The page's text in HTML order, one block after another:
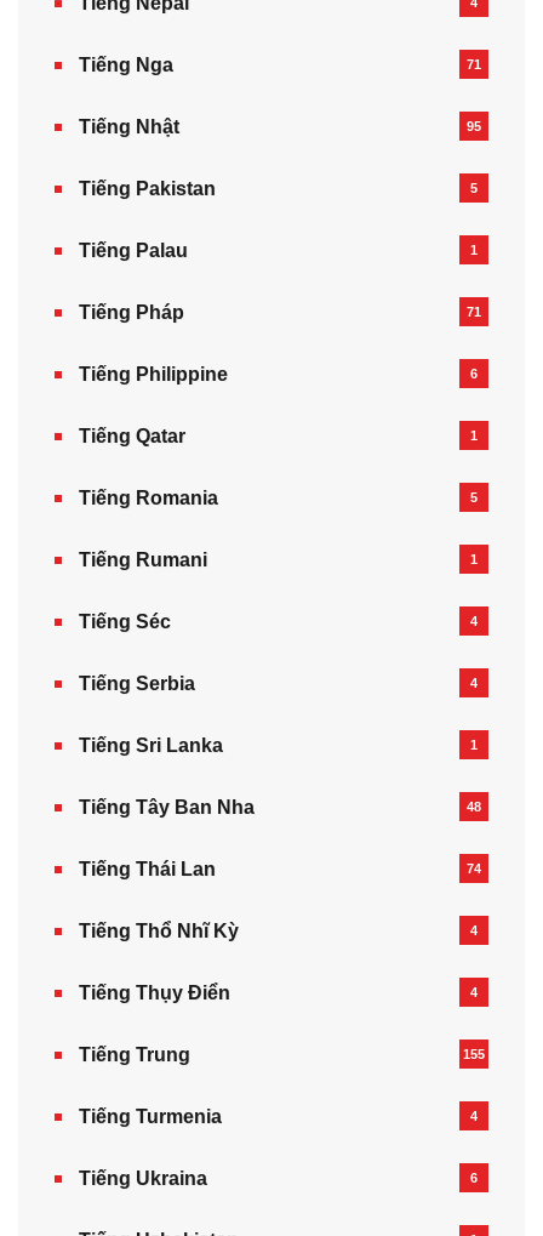
Tiếng Nga 71
Tiếng Nhật 95
Tiếng Pakistan 5
Tiếng Palau 1
Tiếng Pháp 71
Tiếng Philippine 6
Tiếng Qatar 1
Tiếng Romania 5
Tiếng Rumani 1
Tiếng Séc 4
Tiếng Serbia 4
Tiếng Sri Lanka 1
Tiếng Tây Ban Nha 48
Tiếng Thái Lan 74
Tiếng Thổ Nhĩ Kỳ 4
Tiếng Thụy Điển 4
Tiếng Trung 155
Tiếng Turmenia 4
Tiếng Ukraina 6